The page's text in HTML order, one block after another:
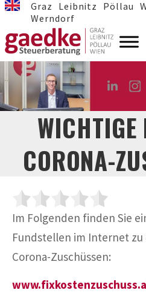
Graz Leibnitz Pöllau
Werndorf
WICHTIGE
CORONA-
Im Folgenden finden Sie
Fundstellen im Internet
Corona-Zuschüssen: